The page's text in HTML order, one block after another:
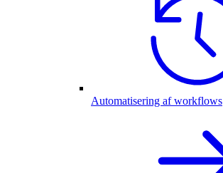
Automatisering af workflows